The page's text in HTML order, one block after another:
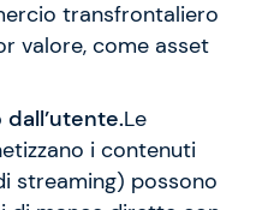
transfrontaliero
valore, come asset
Le
i contenuti
streaming) possono